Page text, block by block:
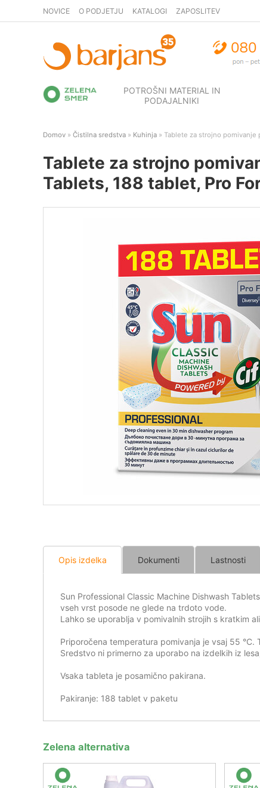
NOVICE O PODJETJU KATALOGI ZAPOSLITEV
POTROŠNI MATERIAL IN
PODAJALNIKI
Domov » Čistilna sredstva » Kuhinja » Tablete za strojno pomivanje
Tablete za strojno
Tablets, 188 tablet, Pro
Opis izdelka Dokumenti Lastnosti
Sun Professional Classic Machine Dishwash
vseh vrst posode ne glede na trdoto vode.
Lahko se uporablja v pomivalnih strojih s kratkim
Priporočena temperatura pomivanja je vsaj 55 °C.
Sredstvo ni primerno za uporabo na izdelkih iz
Vsaka tableta je posamično pakirana.
Pakiranje: 188 tablet v paketu
Zelena alternativa